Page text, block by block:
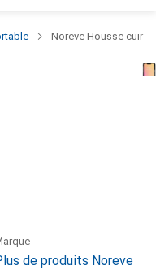
Noreve Housse cuir
de produits Noreve